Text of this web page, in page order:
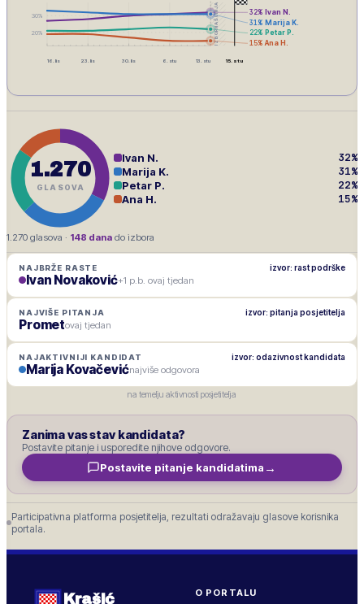
IZBORNA ŠUTNJA
20%
30% 32% Ivan N.
31% Marija K.
22% Petar P.
15% Ana H.
16. lis 23. lis 30. lis 6. stu 13. stu 15. stu
1.270
GLASOVA
Ivan N. 32%
Marija K. 31%
Petar P. 22%
Ana H. 15%
1.270 glasova · 148 dana do izbora
NAJBRŽE RASTE izvor: rast podrške
Ivan Novaković+1 p.b. ovaj tjedan
NAJVIŠE PITANJA izvor: pitanja posjetitelja
Prometovaj tjedan
NAJAKTIVNIJI KANDIDAT izvor: odazivnost kandidata
Marija Kovačevićnajviše odgovora
na temelju aktivnosti posjetitelja
Zanima vas stav kandidata?
Postavite pitanje i usporedite njihove odgovore.
Postavite pitanje kandidatima →
Participativna platforma posjetitelja, rezultati odražavaju glasove korisnika
portala.
Krašić O PORTALU